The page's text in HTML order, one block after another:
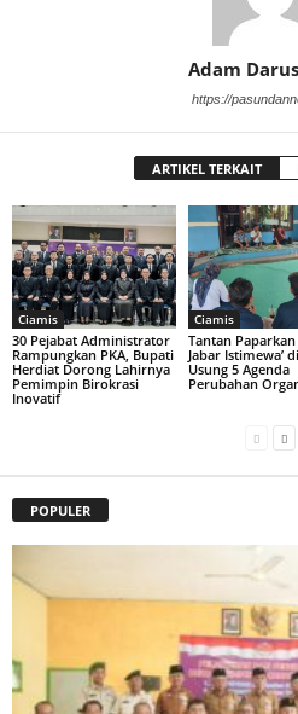
Adam
https://
ARTIKEL TERKAIT
Ciamis
30 Pejabat Administrator
Rampungkan PKA, Bupati
Herdiat Dorong Lahirnya
Pemimpin Birokrasi
Inovatif
Ciamis
Tantan Paparkan
Jabar Istimewa’
Usung 5 Agenda
Perubahan
POPULER